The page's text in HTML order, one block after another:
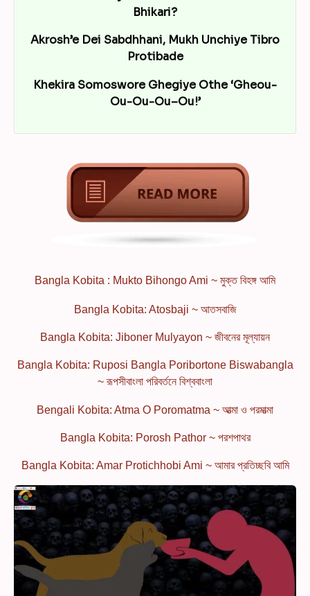
Bhikari?
Akrosh’e Dei Sabdhhani, Mukh Unchiye Tibro
Protibade
Khekira Somoswore Ghegiye Othe ‘Gheou-
Ou-Ou-Ou–Ou!’
Bangla Kobita : Mukto Bihongo Ami ~ মুক্ত বিহঙ্গ আমি
Bangla Kobita: Atosbaji ~ আতসবাজি
Bangla Kobita: Jiboner Mulyayon ~ জীবনের মূল্যায়ন
Bangla Kobita: Ruposi Bangla Poribortone Biswabangla
~ রূপসীবাংলা পরিবর্তনে বিশ্ববাংলা
Bengali Kobita: Atma O Poromatma ~ আত্মা ও পরমাত্মা
Bangla Kobita: Porosh Pathor ~ পরশপাথর
Bangla Kobita: Amar Protichhobi Ami ~ আমার প্রতিচ্ছবি আমি